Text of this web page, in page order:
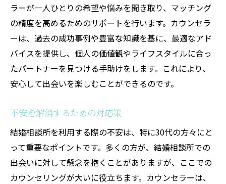
ラーが一人ひとりの希望や悩みを聞き取り、マッチング
の精度を高めるためのサポートを行います。カウンセラ
ーは、過去の成功事例や豊富な知識を基に、最適なアド
バイスを提供し、個人の価値観やライフスタイルに合っ
たパートナーを見つける手助けをします。これにより、
安心して出会いを楽しむことができるのです。
不安を解消するための対応策
結婚相談所を利用する際の不安は、特に30代の方々にと
って重要なポイントです。多くの方が、結婚相談所での
出会いに対して懸念を抱くことがありますが、ここでの
カウンセリングが大いに役立ちます。カウンセラーは、